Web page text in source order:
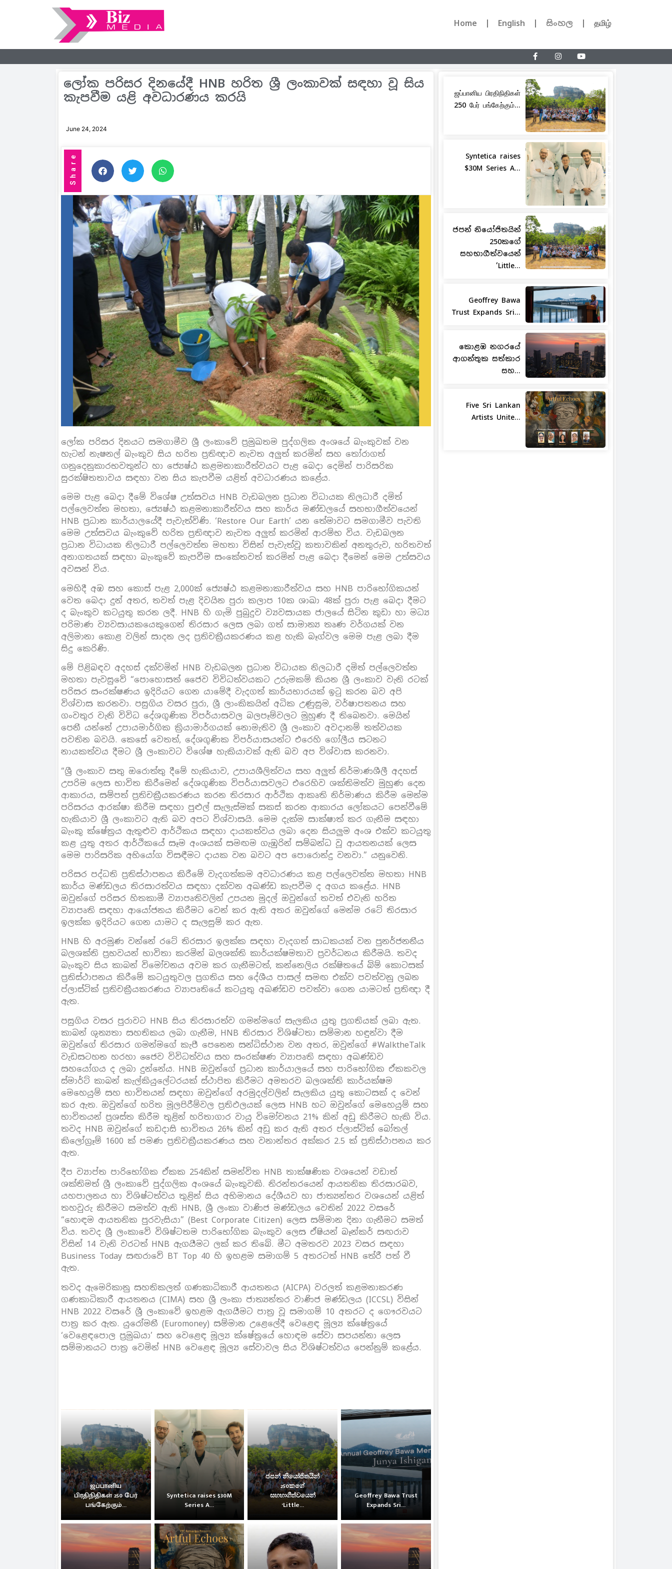
Home English සිංහල தமிழ்
ලෝක පරිසර දිනයේදී HNB හරිත ශ්‍රී ලංකාවක් සඳහා වූ සිය
කැපවීම යළි අවධාරණය කරයි
June 24, 2024
Share Share
ලෝක පරිසර දිනයට සමගාමීව ශ්‍රී ලංකාවේ ප්‍රමුඛතම පුද්ගලික අංශයේ බැංකුවක් වන
හැටන් නැෂනල් බැංකුව සිය හරිත ප්‍රතිඥාව නැවත අලුත් කරමින් සහ තෝරාගත්
ගනුදෙනුකාරභවතුන්ට හා ජ්‍යෙෂ්ඨ කළමනාකාරීත්වයට පැළ බෙදා දෙමින් පාරිසරික
සුරක්ෂිතතාවය සඳහා වන සිය කැපවීම යළිත් අවධාරණය කළේය.
මෙම පැළ බෙදා දීමේ විශේෂ උත්සවය HNB වැඩබලන ප්‍රධාන විධායක නිලධාරී දමිත්
පල්ලෙවත්ත මහතා, ජ්‍යෙෂ්ඨ කළමනාකාරීත්වය සහ කාර්ය මණ්ඩලයේ සහභාගීත්වයෙන්
HNB ප්‍රධාන කාර්යාලයේදී පැවැත්විණි. ‘Restore Our Earth’ යන තේමාවට සමගාමීව පැවති
මෙම උත්සවය බැංකුවේ හරිත ප්‍රතිඥාව නැවත අලුත් කරමින් ආරම්භ විය. වැඩබලන
ප්‍රධාන විධායක නිලධාරී පල්ලෙවත්ත මහතා විසින් පැවැත්වූ කතාවකින් අනතුරුව, හරිතවත්
අනාගතයක් සඳහා බැංකුවේ කැපවීම සංකේතවත් කරමින් පැළ බෙදා දීමෙන් මෙම උත්සවය
අවසන් විය.
මෙහිදී අඹ සහ කොස් පැළ 2,000ක් ජ්‍යෙෂ්ඨ කළමනාකාරීත්වය සහ HNB පාරිභෝගිකයන්
වෙත බෙදා දුන් අතර, තවත් පැළ දිවයින පුරා කලාප 10ක ශාඛා 48ක් පුරා පැළ බෙදා දීමට
ද බැංකුව කටයුතු කරන ලදී. HNB හි ගැමි පුබුදුව ව්‍යවසායක ජාලයේ සිටින කුඩා හා මධ්‍ය
පරිමාණ ව්‍යවසායකයෙකුගෙන් තිරසාර ලෙස ලබා ගත් සාමාන්‍ය තෘණ වර්ගයක් වන
අලිමානා කොළ වලින් සාදන ලද ප්‍රතිචක්‍රීයකරණය කළ හැකි බෑග්වල මෙම පැළ ලබා දීම
සිදු කෙරිණි.
මේ පිළිබඳව අදහස් දක්වමින් HNB වැඩබලන ප්‍රධාන විධායක නිලධාරී දමිත් පල්ලෙවත්ත
මහතා පැවසුවේ “පොහොසත් ජෛව විවිධත්වයකට උරුමකම් කියන ශ්‍රී ලංකාව වැනි රටක්
පරිසර සංරක්ෂණය ඉදිරියට ගෙන යාමේදී වැදගත් කාර්යභාරයක් ඉටු කරන බව අපි
විශ්වාස කරනවා. පසුගිය වසර පුරා, ශ්‍රී ලාංකිකයින් අධික උණුසුම, වර්ෂාපතනය සහ
ගංවතුර වැනි විවිධ දේශගුණික විපර්යාසවල බලපෑම්වලට මුහුණ දී තිබෙනවා. මෙයින්
පෙනී යන්නේ උපායමාර්ගික ක්‍රියාමාර්ගයක් නොමැතිව ශ්‍රී ලංකාව අවදානම් තත්වයක
පවතින බවයි. කෙසේ වෙතත්, දේශගුණික විපර්යාසයන්ට එරෙහි ගෝලීය සටනට
නායකත්වය දීමට ශ්‍රී ලංකාවට විශේෂ හැකියාවක් ඇති බව අප විශ්වාස කරනවා.
“ශ්‍රී ලංකාව සතු ඔරොත්තු දීමේ හැකියාව, උපායශීලිත්වය සහ අලුත් නිර්මාණශීලී අදහස්
උපරිම ලෙස භාවිත කිරීමෙන් දේශගුණික විපර්යාසවලට එරෙහිව ශක්තිමත්ව මුහුණ දෙන
ආකාරය, සම්පත් ප්‍රතිචක්‍රීයකරණය කරන තිරසාර ආර්ථික ආකෘති නිර්මාණය කිරීම මෙන්ම
පරිසරය ආරක්ෂා කිරීම සඳහා පුළුල් සැලැස්මක් සකස් කරන ආකාරය ලෝකයට පෙන්වීමේ
හැකියාව ශ්‍රී ලංකාවට ඇති බව අපට විශ්වාසයි. මෙම දැක්ම සාක්ෂාත් කර ගැනීම සඳහා
බැංකු ක්ෂේත්‍රය ඇතුළුව ආර්ථිකය සඳහා දායකත්වය ලබා දෙන සියලුම අංශ එක්ව කටයුතු
කළ යුතු අතර ආර්ථිකයේ සෑම අංශයක් සමඟම ගැඹුරින් සම්බන්ධ වූ ආයතනයක් ලෙස
මෙම පාරිසරික අභියෝග විසඳීමට දායක වන බවට අප පොරොන්දු වනවා.” යනුවෙනි.
පරිසර පද්ධති ප්‍රතිස්ථාපනය කිරීමේ වැදගත්කම අවධාරණය කළ පල්ලෙවත්ත මහතා HNB
කාර්ය මණ්ඩලය තිරසාරත්වය සඳහා දක්වන අඛණ්ඩ කැපවීම ද අගය කළේය. HNB
ඔවුන්ගේ පරිසර හිතකාමී ව්‍යාපෘතිවලින් උපයන මුදල් ඔවුන්ගේ තවත් එවැනි හරිත
ව්‍යාපෘති සඳහා ආයෝජනය කිරීමට වෙන් කර ඇති අතර ඔවුන්ගේ මෙන්ම රටේ තිරසාර
ඉලක්ක ඉදිරියට ගෙන යාමට ද සැලසුම් කර ඇත.
HNB හි අරමුණ වන්නේ රටේ තිරසාර ඉලක්ක සඳහා වැදගත් සාධකයක් වන පුනර්ජනනීය
බලශක්ති ප්‍රභවයන් භාවිතා කරමින් බලශක්ති කාර්යක්ෂමතාව ප්‍රවර්ධනය කිරීමයි. තවද
බැංකුව සිය කාබන් විමෝචනය අවම කර ගැනීමටත්, කන්නෙලිය රක්ෂිතයේ බිම් කොටසක්
ප්‍රතිස්ථාපනය කිරීමේ කටයුතුවල ප්‍රගතිය සහ දේශීය පාසල් සමඟ එක්ව පවත්වනු ලබන
ප්ලාස්ටික් ප්‍රතිචක්‍රීයකරණය ව්‍යාපෘතියේ කටයුතු අඛණ්ඩව පවත්වා ගෙන යාමටත් ප්‍රතිඥා දී
ඇත.
පසුගිය වසර පුරාවට HNB සිය තිරසාරත්ව ගමන්මගේ සැලකිය යුතු ප්‍රගතියක් ලබා ඇත.
කාබන් ශුන්‍යතා සහතිකය ලබා ගැනීම, HNB තිරසාර විශිෂ්ටතා සම්මාන හඳුන්වා දීම
ඔවුන්ගේ තිරසාර ගමන්මගේ කැපී පෙනෙන සන්ධිස්ථාන වන අතර, ඔවුන්ගේ #WalktheTalk
වැඩසටහන හරහා ජෛව විවිධත්වය සහ සංරක්ෂණ ව්‍යාපෘති සඳහා අඛණ්ඩව
සහයෝගය ද ලබා දුන්නේය. HNB ඔවුන්ගේ ප්‍රධාන කාර්යාලයේ සහ පාරිභෝගික ඒකකවල
ස්මාර්ට් කාබන් කැල්කියුලේටරයක් ස්ථාපිත කිරීමට අමතරව බලශක්ති කාර්යක්ෂම
මෙහෙයුම් සහ භාවිතයන් සඳහා ඔවුන්ගේ අරමුදල්වලින් සැලකිය යුතු කොටසක් ද වෙන්
කර ඇත. ඔවුන්ගේ හරිත මූලපිරීම්වල ප්‍රතිඵලයක් ලෙස HNB හට ඔවුන්ගේ මෙහෙයුම් සහ
භාවිතයන් ප්‍රශස්ත කිරීම තුළින් හරිතාගාර වායු විමෝචනය 21% කින් අඩු කිරීමට හැකි විය.
තවද HNB ඔවුන්ගේ කඩදාසි භාවිතය 26% කින් අඩු කර ඇති අතර ප්ලාස්ටික් බෝතල්
කිලෝග්‍රෑම් 1600 ක් පමණ ප්‍රතිචක්‍රීයකරණය සහ වනාන්තර අක්කර 2.5 ක් ප්‍රතිස්ථාපනය කර
ඇත.
දීප ව්‍යාප්ත පාරිභෝගික ඒකක 254කින් සමන්විත HNB තාක්ෂණික වශයෙන් වඩාත්
ශක්තිමත් ශ්‍රී ලංකාවේ පුද්ගලික අංශයේ බැංකුවකි. නිරන්තරයෙන් ආයතනික තිරසාරබව,
යහපාලනය හා විශිෂ්ටත්වය තුළින් සිය අභිමානය දේශීයව හා ජාත්‍යන්තර වශයෙන් යළිත්
තහවුරු කිරීමට සමත්ව ඇති HNB, ශ්‍රී ලංකා වාණිජ මණ්ඩලය වෙතින් 2022 වසරේ
“හොඳම ආයතනික පුරවැසියා” (Best Corporate Citizen) ලෙස සම්මාන දිනා ගැනීමට සමත්
විය. තවද ශ්‍රී ලංකාවේ විශිෂ්ටතම පාරිභෝගික බැංකුව ලෙස ඒෂියන් බෑන්කර් සඟරාව
විසින් 14 වැනි වරටත් HNB ඇගයීමට ලක් කර තිබේ. මීට අමතරව 2023 වසර සඳහා
Business Today සඟරාවේ BT Top 40 හි ඉහළම සමාගම් 5 අතරටත් HNB තේරී පත් වී
ඇත.
තවද ඇමෙරිකානු සහතිකලත් ගණකාධිකාරී ආයතනය (AICPA) වරලත් කළමනාකරණ
ගණකාධිකාරී ආයතනය (CIMA) සහ ශ්‍රී ලංකා ජාත්‍යන්තර වාණිජ මණ්ඩලය (ICCSL) විසින්
HNB 2022 වසරේ ශ්‍රී ලංකාවේ ඉහළම ඇගයීමට පාත්‍ර වූ සමාගම් 10 අතරට ද ගෞරවයට
පාත්‍ර කර ඇත. යුරෝමනී (Euromoney) සම්මාන උළෙලේදී වෙළෙඳ මූල්‍ය ක්ෂේත්‍රයේ
‘වෙළෙඳපොල ප්‍රමුඛයා’ සහ වෙළෙඳ මූල්‍ය ක්ෂේත්‍රයේ හොඳම සේවා සපයන්නා ලෙස
සම්මානයට පාත්‍ර වෙමින් HNB වෙළෙඳ මූල්‍ය සේවාවල සිය විශිෂ්ටත්වය පෙන්නුම් කළේය.
ஜப்பானிய
பிரதிநிதிகள் 250 பேர்
பங்கேற்கும்...
Syntetica raises $30M
Series A...
ජපන් නියෝජිතයින්
250කගේ
සහභාගීත්වයෙන්
‘Little...
Geoffrey Bawa Trust
Expands Sri...
ஜப்பானிய பிரதிநிதிகள்
250 பேர் பங்கேற்கும்...
Syntetica raises
$30M Series A...
ජපන් නියෝජිතයින්
250කගේ
සහභාගීත්වයෙන්
‘Little...
Geoffrey Bawa
Trust Expands Sri...
කොළඹ නගරයේ
ආගන්තුක සත්කාර
සහ...
Five Sri Lankan
Artists Unite...